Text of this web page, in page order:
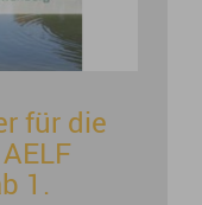
für die
1.